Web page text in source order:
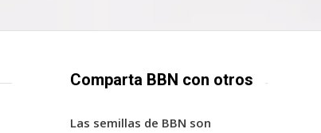
Comparta BBN con otros
Las semillas de BBN son